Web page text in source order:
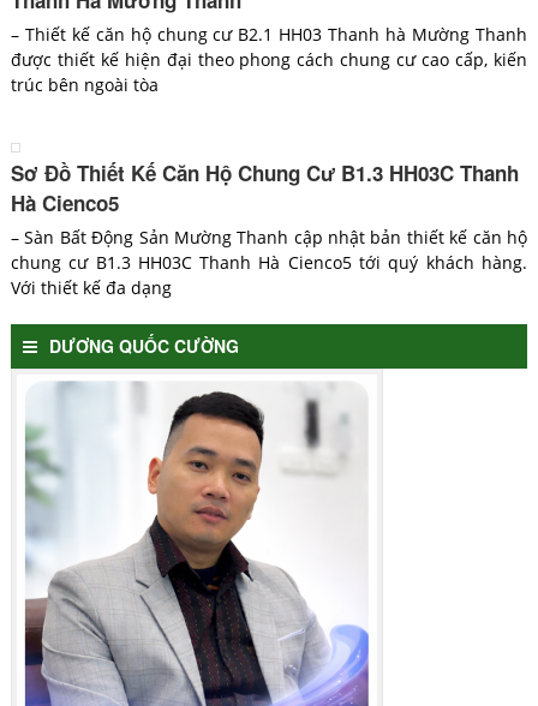
– Thiết kế căn hộ chung cư B2.1 HH03 Thanh hà Mường Thanh
được thiết kế hiện đại theo phong cách chung cư cao cấp, kiến
trúc bên ngoài tòa
Sơ Đồ Thiết Kế Căn Hộ Chung Cư B1.3 HH03C Thanh
Hà Cienco5
– Sàn Bất Động Sản Mường Thanh cập nhật bản thiết kế căn hộ
chung cư B1.3 HH03C Thanh Hà Cienco5 tới quý khách hàng.
Với thiết kế đa dạng
DƯƠNG QUỐC CƯỜNG